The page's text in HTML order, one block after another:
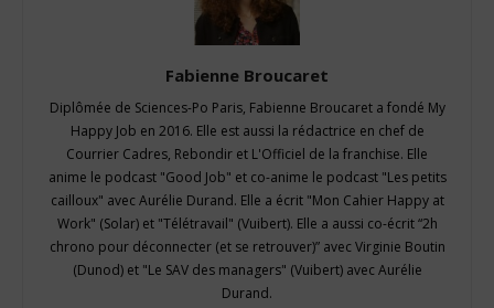
Fabienne Broucaret
Diplômée de Sciences-Po Paris, Fabienne Broucaret a fondé My
Happy Job en 2016. Elle est aussi la rédactrice en chef de
Courrier Cadres, Rebondir et L'Officiel de la franchise. Elle
anime le podcast "Good Job" et co-anime le podcast "Les petits
cailloux" avec Aurélie Durand. Elle a écrit "Mon Cahier Happy at
Work" (Solar) et "Télétravail" (Vuibert). Elle a aussi co-écrit “2h
chrono pour déconnecter (et se retrouver)” avec Virginie Boutin
(Dunod) et "Le SAV des managers" (Vuibert) avec Aurélie
Durand.